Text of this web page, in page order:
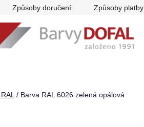
Způsoby doručení Způsoby platby
/ Barva RAL 6026 zelená opálová